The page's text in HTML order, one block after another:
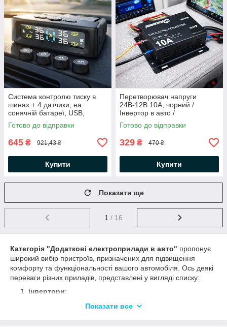
Система контролю тиску в
шинах + 4 датчики, на
сонячній батареї, USB,
TPMS, Чорний /
Автомобільний датчик тиску
Готово до відправки
645 ₴ 921,43 ₴
Купити
Перетворювач напруги
24В-12В 10А, чорний /
Інвертор в авто /
Знижувальний авто
перетворювач
Готово до відправки
329 ₴ 470 ₴
Купити
Показати ще
1 / 16
Категорія "Додаткові електроприлади в авто" пропонує
широкий вибір пристроїв, призначених для підвищення
комфорту та функціональності вашого автомобіля. Ось деякі
переваги різних приладів, представлені у вигляді списку:
інвертори:
Дозволяють підключати та використовувати побутову
Показати все